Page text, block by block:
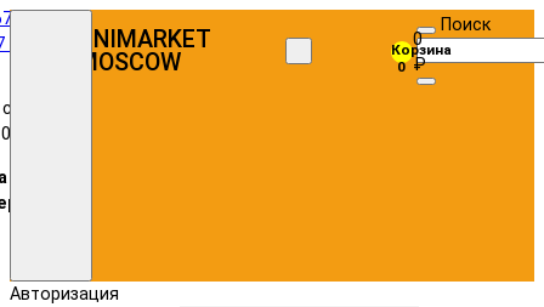
UNIMARKET
MOSCOW
Корзина
0
0
₽
Поиск
Авторизация